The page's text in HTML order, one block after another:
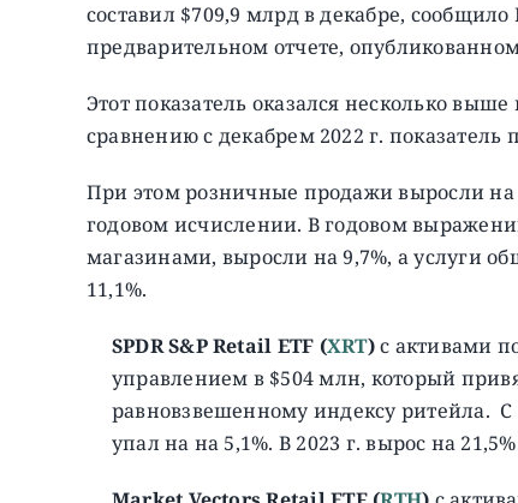
составил $709,9 млрд в декабре,
предварительном отчете,
Этот показатель оказался несколько
сравнению с декабрем 2022 г. показатель
При этом розничные продажи выросли
годовом исчислении. В годовом
магазинами, выросли на 9,7%, а услуги
11,1%.
SPDR S&P Retail ETF (XRT)с активами
управлением в $504 млн, который
равновзвешенному индексу ритейла. C
упал на на 5,1%. В 2023 г. вырос на